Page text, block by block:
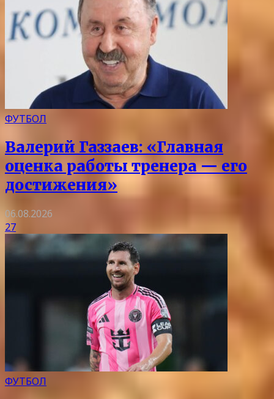
ФУТБОЛ
Валерий Газзаев: «Главная
оценка работы тренера — его
достижения»
06.08.2026
27
ФУТБОЛ